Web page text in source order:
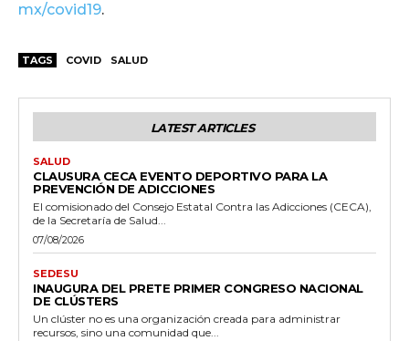
mx/covid19.
TAGS COVID SALUD
LATEST ARTICLES
SALUD
CLAUSURA CECA EVENTO DEPORTIVO PARA LA
PREVENCIÓN DE ADICCIONES
El comisionado del Consejo Estatal Contra las Adicciones (CECA),
de la Secretaría de Salud...
07/08/2026
SEDESU
INAUGURA DEL PRETE PRIMER CONGRESO NACIONAL
DE CLÚSTERS
Un clúster no es una organización creada para administrar
recursos, sino una comunidad que...